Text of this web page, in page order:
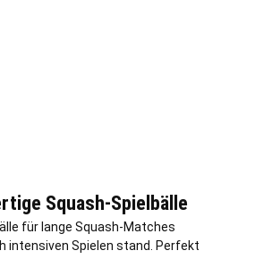
Squash-Spielbälle
für lange Squash-Matches
intensiven Spielen stand. Perfekt